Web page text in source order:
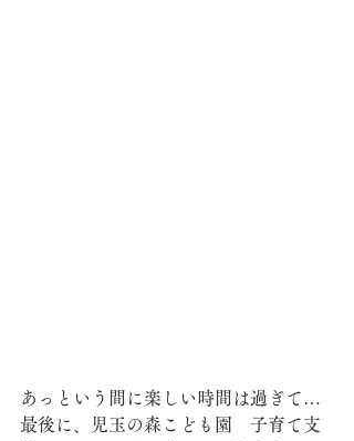
あっという間に楽しい時間は過ぎて…
最後に、児玉の森こども園　子育て支